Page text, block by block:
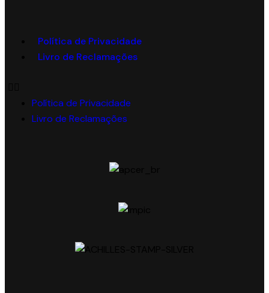
Política de Privacidade
Livro de Reclamações
Política de Privacidade
Livro de Reclamações